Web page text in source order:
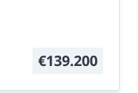
€139.200